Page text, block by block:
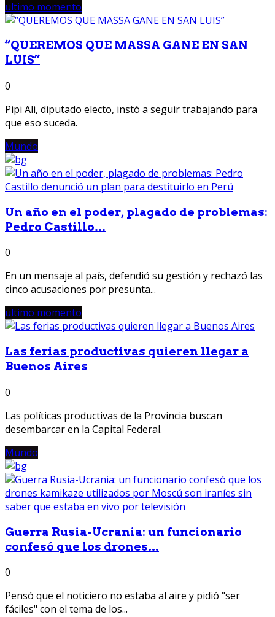
ultimo momento
“QUEREMOS QUE MASSA GANE EN SAN
LUIS”
0
Pipi Ali, diputado electo, instó a seguir trabajando para
que eso suceda.
Mundo
Un año en el poder, plagado de problemas:
Pedro Castillo...
0
En un mensaje al país, defendió su gestión y rechazó las
cinco acusaciones por presunta...
ultimo momento
Las ferias productivas quieren llegar a
Buenos Aires
0
Las políticas productivas de la Provincia buscan
desembarcar en la Capital Federal.
Mundo
Guerra Rusia-Ucrania: un funcionario
confesó que los drones...
0
Pensó que el noticiero no estaba al aire y pidió "ser
fáciles" con el tema de los...